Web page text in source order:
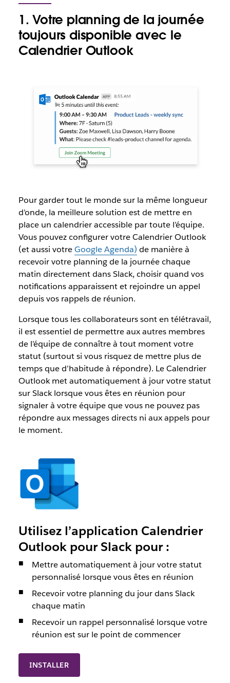
1. Votre planning de la journée
toujours disponible avec le
Calendrier Outlook
Pour garder tout le monde sur la même longueur
d’onde, la meilleure solution est de mettre en
place un calendrier accessible par toute l’équipe.
Vous pouvez configurer votre Calendrier Outlook
(et aussi votreGoogle Agenda) de manière à
recevoir votre planning de la journée chaque
matin directement dans Slack, choisir quand vos
notifications apparaissent et rejoindre un appel
depuis vos rappels de réunion.
Lorsque tous les collaborateurs sont en télétravail,
il est essentiel de permettre aux autres membres
de l’équipe de connaître à tout moment votre
statut (surtout si vous risquez de mettre plus de
temps que d’habitude à répondre). Le Calendrier
Outlook met automatiquement à jour votre statut
sur Slack lorsque vous êtes en réunion pour
signaler à votre équipe que vous ne pouvez pas
répondre aux messages directs ni aux appels pour
le moment.
INSTALLER
Utilisez l’application Calendrier
Outlook pour Slack pour :
Mettre automatiquement à jour votre statut
personnalisé lorsque vous êtes en réunion
Recevoir votre planning du jour dans Slack
chaque matin
Recevoir un rappel personnalisé lorsque votre
réunion est sur le point de commencer